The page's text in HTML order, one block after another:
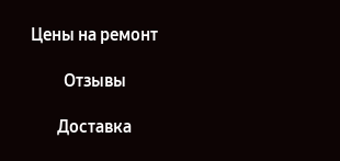
Цены на ремонт
Отзывы
Доставка